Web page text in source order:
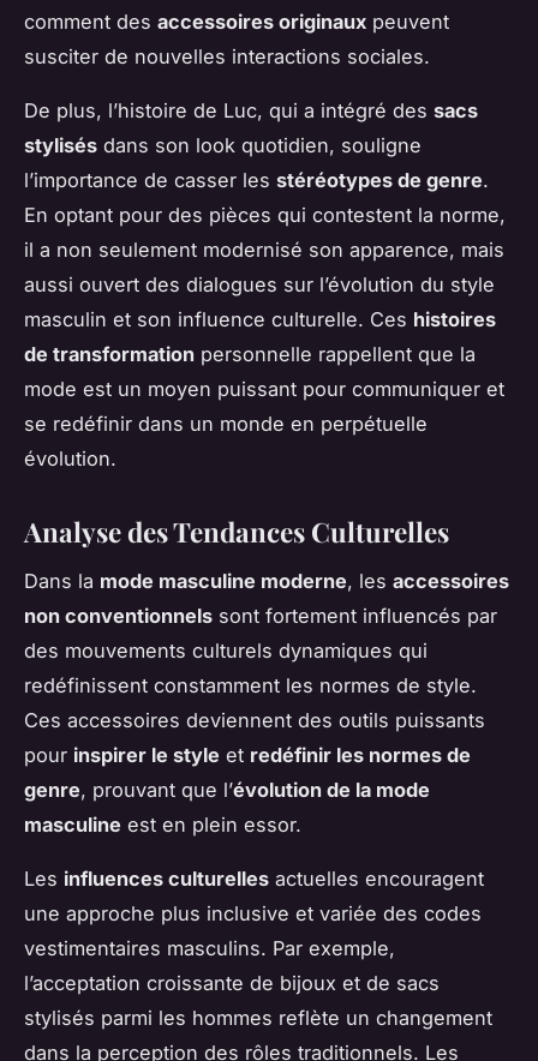
comment des accessoires originaux peuvent
susciter de nouvelles interactions sociales.
De plus, l’histoire de Luc, qui a intégré des sacs
stylisés dans son look quotidien, souligne
l’importance de casser les stéréotypes de genre.
En optant pour des pièces qui contestent la norme,
il a non seulement modernisé son apparence, mais
aussi ouvert des dialogues sur l’évolution du style
masculin et son influence culturelle. Ces histoires
de transformation personnelle rappellent que la
mode est un moyen puissant pour communiquer et
se redéfinir dans un monde en perpétuelle
évolution.
Analyse des Tendances Culturelles
Dans la mode masculine moderne, les accessoires
non conventionnels sont fortement influencés par
des mouvements culturels dynamiques qui
redéfinissent constamment les normes de style.
Ces accessoires deviennent des outils puissants
pour inspirer le style et redéfinir les normes de
genre, prouvant que l’évolution de la mode
masculine est en plein essor.
Les influences culturelles actuelles encouragent
une approche plus inclusive et variée des codes
vestimentaires masculins. Par exemple,
l’acceptation croissante de bijoux et de sacs
stylisés parmi les hommes reflète un changement
dans la perception des rôles traditionnels. Les